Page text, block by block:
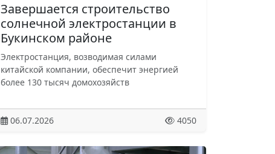
Завершается строительство
солнечной электростанции в
Букинском районе
Электростанция, возводимая силами
китайской компании, обеспечит энергией
более 130 тысяч домохозяйств
06.07.2026 4050